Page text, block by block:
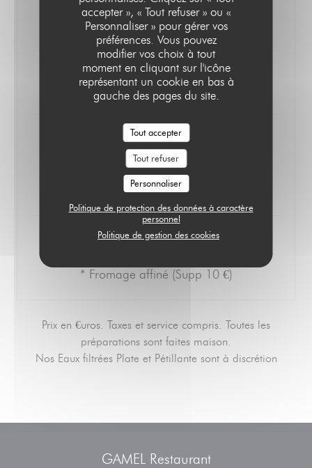
accepter », « Tout refuser » ou «
Personnaliser » pour gérer vos
préférences. Vous pouvez
modifier vos choix à tout
moment en cliquant sur l'icône
représentant un cookie en bas à
gauche des pages du site.
Tout accepter
Tout refuser
Personnaliser
Politique de protection des données à caractère
personnel
Politique de gestion des cookies
de Camargue, Aubergine fumée, jus concentré
au Vin Rouge..SUPP. 4€
***
V - Noisette & Chocolat
- Pavlova Abricot & Lavande
* Fromage affiné (Supp 10 €)
Prix en €uros. Taxes et service compris. Toutes les
préparations sont faites maison.
Nos Eaux filtrées Plate et Pétillante sont à discrétion
GAMEL Restaurant